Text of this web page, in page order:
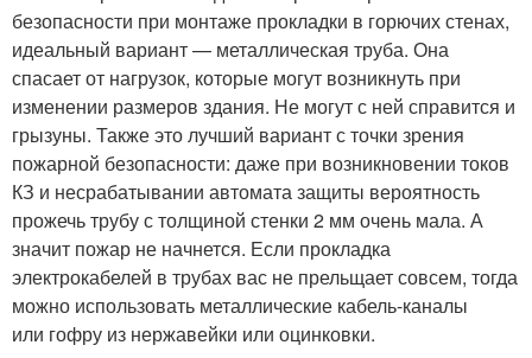
безопасности при монтаже прокладки в горючих стенах,
идеальный вариант — металлическая труба. Она
спасает от нагрузок, которые могут возникнуть при
изменении размеров здания. Не могут с ней справится и
грызуны. Также это лучший вариант с точки зрения
пожарной безопасности: даже при возникновении токов
КЗ и несрабатывании автомата защиты вероятность
прожечь трубу с толщиной стенки 2 мм очень мала. А
значит пожар не начнется. Если прокладка
электрокабелей в трубах вас не прельщает совсем, тогда
можно использовать металлические кабель-каналы
или гофру из нержавейки или оцинковки.